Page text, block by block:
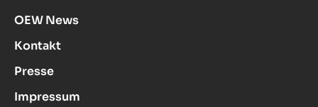
OEW News
Kontakt
Presse
Impressum